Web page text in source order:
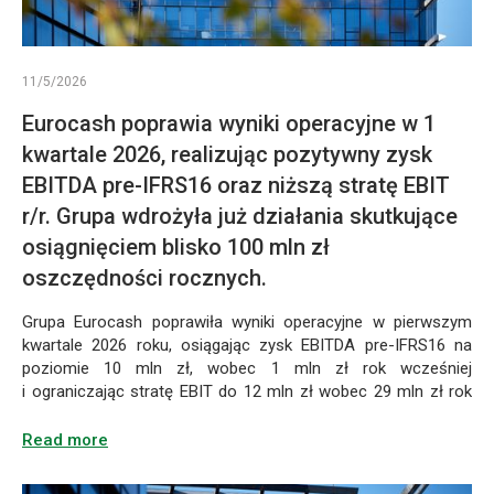
udoskonalone
receptury
części
Zmiany
objęły
nie
tylko
wygląd
marki,
ale
również
sposób
myślenia
o jej
–
to
od
klasycznej
marki
własnej
do
wyrazistej
marki
o nowoczesnym,
przejrzystym
brandingu.
design
Od
lutego
2026
r.
klienci
Frisco
oddali
już
prawie
3 mln
opakowań
objętych
systemem
a z
z o.o.,
na
której
podmioty
otrzymały
już
bezwarunkową
zgodę
Prezesa
UOKiK.
Umowa
regulująca
zasady
reprezentowania
partnerów
spółkę
została
roku,
osiągając
EBITDA
pre-
IFRS16
na
poziomie
10
mln
wobec
1 mln
zł
rok
wcześniej
stratę
do
11/5/2026
Eurocash poprawia wyniki operacyjne w 1
kwartale 2026, realizując pozytywny zysk
EBITDA pre-IFRS16 oraz niższą stratę EBIT
r/r. Grupa wdrożyła już działania skutkujące
osiągnięciem blisko 100 mln zł
oszczędności rocznych.
Grupa Eurocash poprawiła wyniki operacyjne w pierwszym
kwartale 2026 roku, osiągając zysk EBITDA pre-IFRS16 na
poziomie 10 mln zł, wobec 1 mln zł rok wcześniej
i ograniczając stratę EBIT do 12 mln zł wobec 29 mln zł rok
przychody były w dużej mierze efektem konsekwentnie
pod koniec ubiegłego roku, obejmującej optymalizację
Read more